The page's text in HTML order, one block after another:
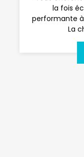
la fois
performante à
La